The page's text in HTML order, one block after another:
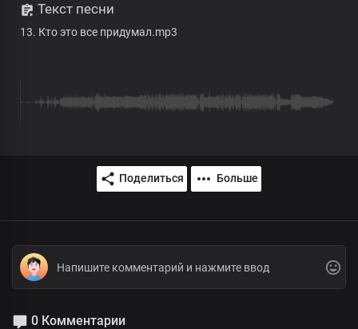
Текст песни
13. Кто это все придумал.mp3
Поделиться Больше
0 Комментарии